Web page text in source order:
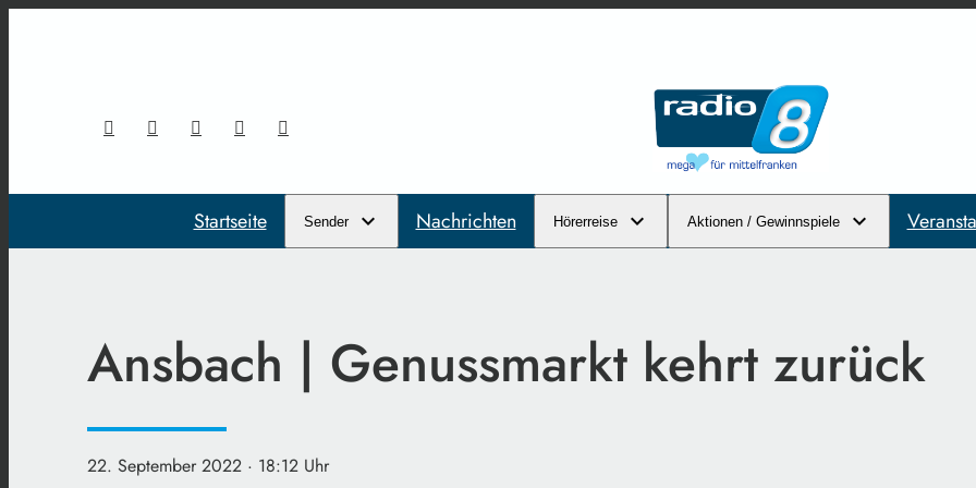
Startseite Sender Nachrichten Hörerreise Aktionen / Gewinnspiele
Ansbach | Genussmarkt kehrt zurück
22. September 2022 · 18:12 Uhr